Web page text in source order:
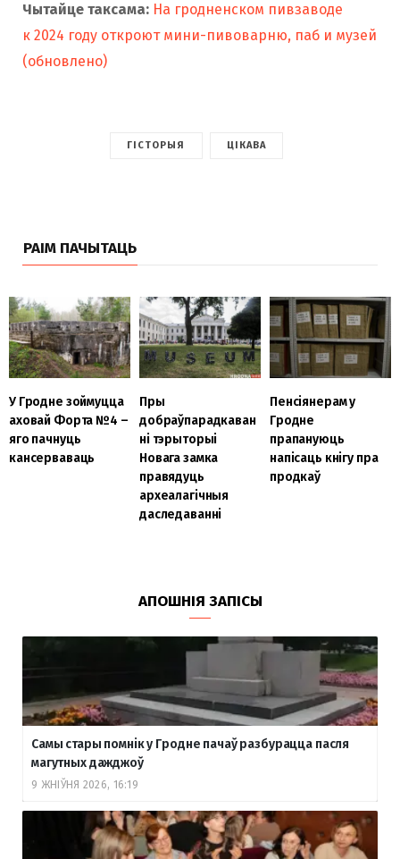
Чытайце таксама: На гродненском пивзаводе
к 2024 году откроют мини-пивоварню, паб и музей
(обновлено)
ГІСТОРЫЯ ЦІКАВА
РАІМ ПАЧЫТАЦЬ
У Гродне зоймуцца
аховай Форта №4 –
яго пачнуць
кансерваваць
Пры
добраўпарадкаван
ні тэрыторыі
Новага замка
правядуць
археалагічныя
даследаванні
Пенсіянерам у
Гродне
прапануюць
напісаць кнігу пра
продкаў
АПОШНІЯ ЗАПІСЫ
Самы стары помнік у Гродне пачаў разбурацца пасля
магутных дажджоў
9 ЖНІЎНЯ 2026, 16:19